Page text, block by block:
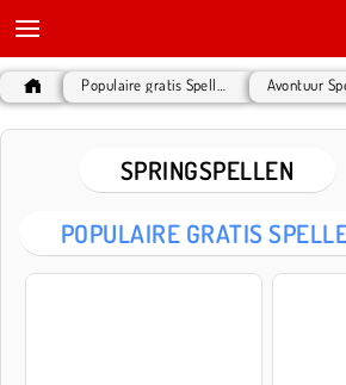
SPRINGSPELLEN
POPULAIRE GRATIS